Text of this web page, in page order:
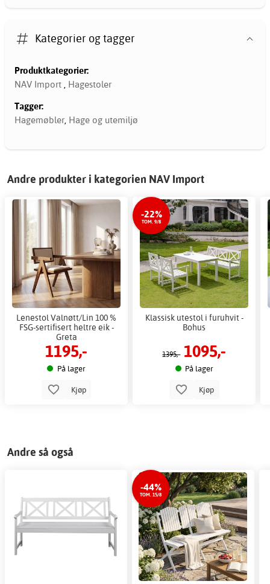
Kategorier og tagger
Produktkategorier:
NAV Import , Hagestoler
Tagger:
Hagemøbler, Hage og utemiljø
Andre produkter i kategorien NAV Import
Lenestol Valnøtt/Lin 100 %
FSG-sertifisert heltre eik -
Greta
1195,-
På lager
Kjøp
-22%
TOM. 9/8
Klassisk utestol i furuhvit -
Bohus
1395,- 1095,-
På lager
Kjøp
Andre så også
-44%
TOM. 15/8